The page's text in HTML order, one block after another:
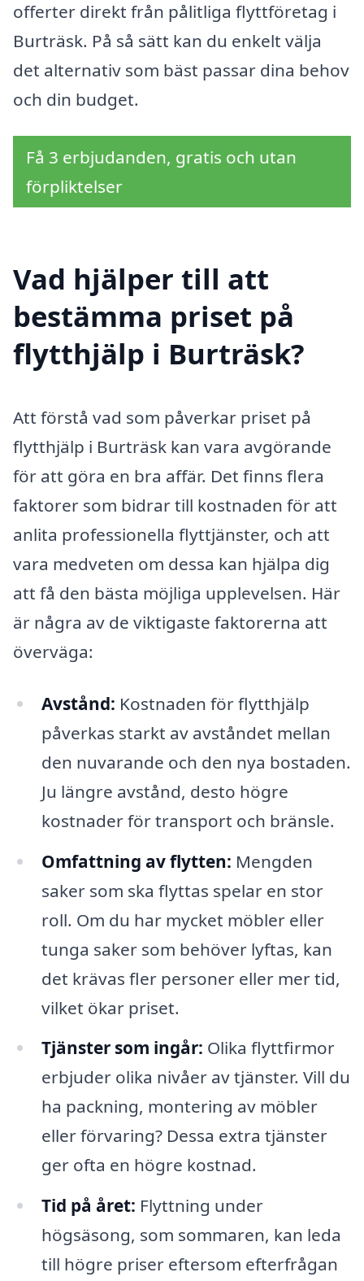
offerter direkt från pålitliga flyttföretag i
Burträsk. På så sätt kan du enkelt välja
det alternativ som bäst passar dina behov
och din budget.
Få 3 erbjudanden, gratis och utan
förpliktelser
Vad hjälper till att
bestämma priset på
flytthjälp i Burträsk?
Att förstå vad som påverkar priset på
flytthjälp i Burträsk kan vara avgörande
för att göra en bra affär. Det finns flera
faktorer som bidrar till kostnaden för att
anlita professionella flyttjänster, och att
vara medveten om dessa kan hjälpa dig
att få den bästa möjliga upplevelsen. Här
är några av de viktigaste faktorerna att
överväga:
Avstånd: Kostnaden för flytthjälp
påverkas starkt av avståndet mellan
den nuvarande och den nya bostaden.
Ju längre avstånd, desto högre
kostnader för transport och bränsle.
Omfattning av flytten: Mengden
saker som ska flyttas spelar en stor
roll. Om du har mycket möbler eller
tunga saker som behöver lyftas, kan
det krävas fler personer eller mer tid,
vilket ökar priset.
Tjänster som ingår: Olika flyttfirmor
erbjuder olika nivåer av tjänster. Vill du
ha packning, montering av möbler
eller förvaring? Dessa extra tjänster
ger ofta en högre kostnad.
Tid på året: Flyttning under
högsäsong, som sommaren, kan leda
till högre priser eftersom efterfrågan